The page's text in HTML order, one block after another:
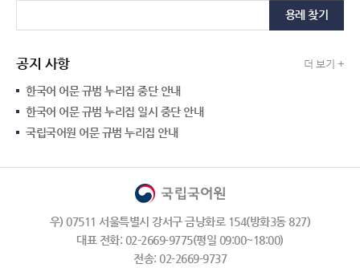
용례 찾기
공지 사항 더 보기 +
한국어 어문 규범 누리집 중단 안내
한국어 어문 규범 누리집 일시 중단 안내
국립국어원 어문 규범 누리집 안내
우) 07511 서울특별시 강서구 금낭화로 154(방화3동 827)
대표 전화: 02-2669-9775(평일 09:00~18:00)
전송: 02-2669-9737